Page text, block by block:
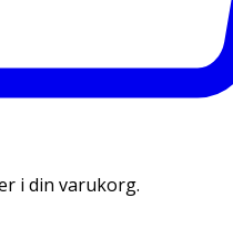
i din varukorg.